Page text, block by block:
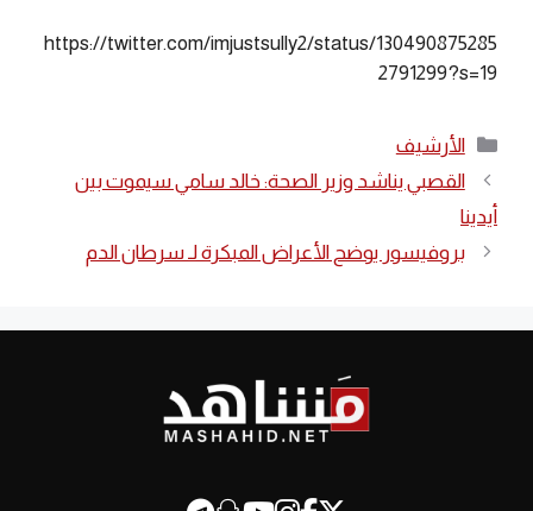
https://twitter.com/imjustsully2/status/130490875285
2791299?s=19
التصنيفات
الأرشيف
القصبي يناشد وزير الصحة: خالد سامي سيموت بين
أيدينا
بروفيسور يوضح الأعراض المبكرة لـ سرطان الدم